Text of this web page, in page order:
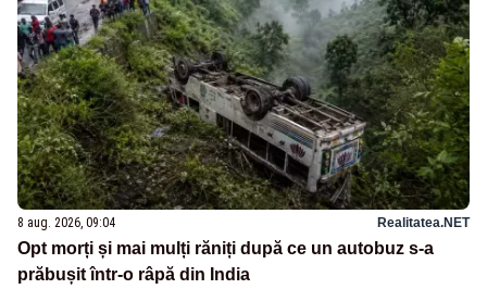
8 aug. 2026, 09:04 Realitatea.NET
Opt morți și mai mulți răniți după ce un autobuz s-a
prăbușit într-o râpă din India